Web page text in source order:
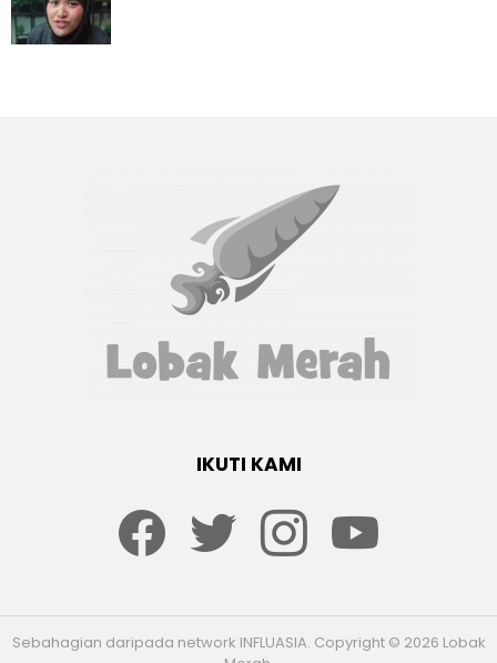
IKUTI KAMI
Sebahagian daripada network INFLUASIA. Copyright © 2026 Lobak